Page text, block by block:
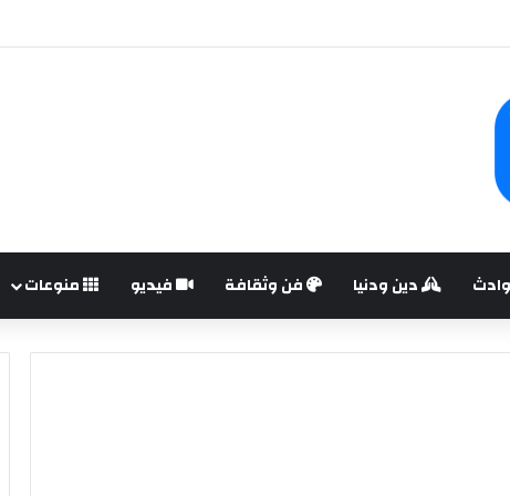
بعنوان ( الموسيقي والهوية المصرية )
دين ودنيا فن وثقافة فيديو منوعات